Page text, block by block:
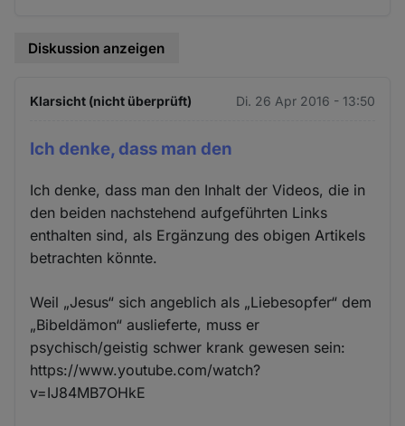
Diskussion anzeigen
Klarsicht (nicht überprüft) Di. 26 Apr 2016 - 13:50
Ich denke, dass man den
Ich denke, dass man den Inhalt der Videos, die in
den beiden nachstehend aufgeführten Links
enthalten sind, als Ergänzung des obigen Artikels
betrachten könnte.
Weil „Jesus“ sich angeblich als „Liebesopfer“ dem
„Bibeldämon“ auslieferte, muss er
psychisch/geistig schwer krank gewesen sein:
https://www.youtube.com/watch?
v=IJ84MB7OHkE